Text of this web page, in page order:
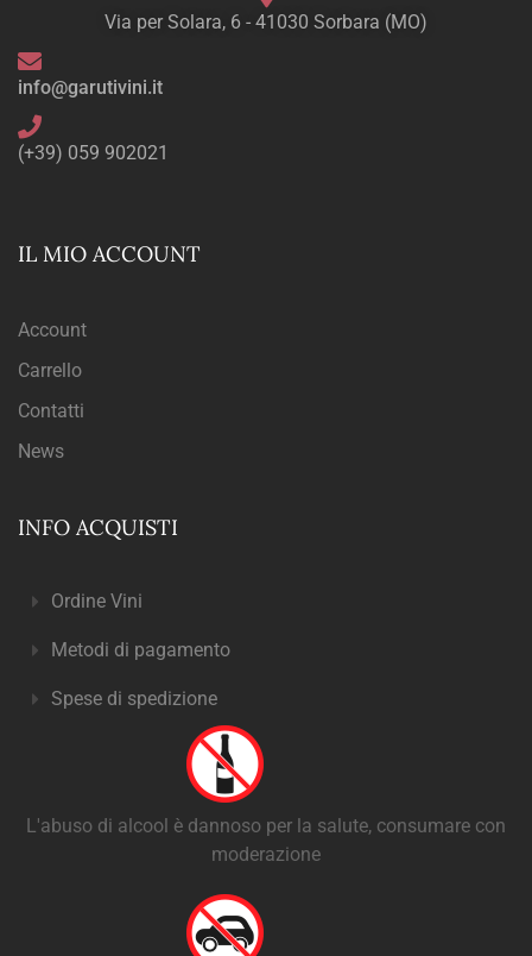
Via per Solara, 6 - 41030 Sorbara (MO)
info@garutivini.it
(+39) 059 902021
IL MIO ACCOUNT
Account
Carrello
Contatti
News
INFO ACQUISTI
Ordine Vini
Metodi di pagamento
Spese di spedizione
L'abuso di alcool è dannoso per la salute, consumare con
moderazione